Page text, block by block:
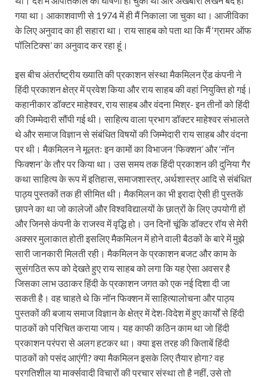
गया था। आकाशवाणी से 1974 में ही मैं निकाला जा चुका था। आजीविका
के लिए अनुवाद का ही सहारा था। राय साहब को पता था कि मैं ‘ग्रामर ऑफ
पॉलिटिक्स’ का अनुवाद कर रहा हूं।
इस बीच अंतर्राष्ट्रीय ख्याति की प्रकाशन संस्था मैकमिलन ऐंड कंपनी ने
हिंदी प्रकाशन क्षेत्र में प्रवेश किया और राय साहब की वहां नियुक्ति हो गई।
कहानीकार डॉक्टर माहेश्वर, राय साहब और वंदना मिश्र- इन तीनों को हिंदी
की जिम्मेदारी सौंपी गई थी। साहित्य वाला प्रभाग डॉक्टर माहेश्वर संभालते
थे और समाज विज्ञान से संबंधित विषयों की जिम्मेदारी राय साहब और वंदना
पर थी। मैकमिलन ने मूलतः इन कामों का विभाजन ‘फिक्शन’ और ‘नॉन
फिक्शन’ के तौर पर किया था। उस समय तक हिंदी प्रकाशन की दुनिया गैर
कथा साहित्य के रूप में इतिहास, समाजशास्त्र, अर्थशास्त्र आदि से संबंधित
पाठ्य पुस्तकों तक ही सीमित थी। मैकमिलन का भी इरादा ऐसी ही पुस्तकें
छापने का था जो कालेजों और विश्वविद्यालयों के छात्रों के लिए उपयोगी हों
और जिनसे कंपनी के राजस्व में वृद्धि हो। उन दिनों चूंकि डॉक्टर रॉय से मेरी
अक्सर मुलाकात होती इसलिए मैकमिलन में होने वाली बैठकों के बारे में मुझे
सारी जानकारी मिलती रही। मैकमिलन के प्रकाशन बजट और काम के
सुसंगठित रूप को देखते हुए राय साहब को लगा कि यह ऐसा अवसर है
जिसका लाभ उठाकर हिंदी के प्रकाशन जगत को एक नई दिशा दी जा
सकती है। वह चाहते थे कि नॉन फिक्शन में साहित्यालोचना और पाठ्य
पुस्तकों की बजाय समाज विज्ञान के क्षेत्र में देश-विदेश में हुए कार्यों से हिंदी
पाठकों को परिचित कराया जाय। यह काफी कठिन काम था जो हिंदी
प्रकाशन परंपरा से अलग हटकर था। क्या इस तरह की किताबें हिंदी
पाठकों को पसंद आएंगी? क्या मैकमिलन इसके लिए तैयार होगा? वह
प्रगतिशील या मार्क्सवादी विचारों की प्रचार संस्था तो है नहीं, उसे तो